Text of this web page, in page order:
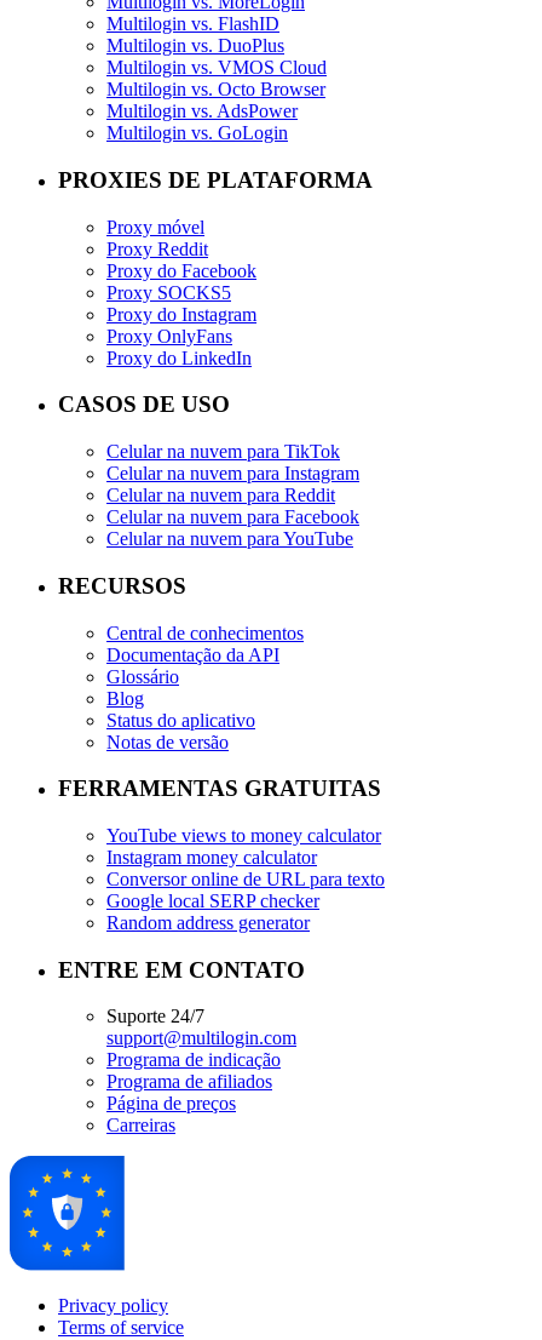
Multilogin vs. FlashID
Multilogin vs. DuoPlus
Multilogin vs. VMOS Cloud
Multilogin vs. Octo Browser
Multilogin vs. AdsPower
Multilogin vs. GoLogin
PROXIES DE PLATAFORMA
Proxy móvel
Proxy Reddit
Proxy do Facebook
Proxy SOCKS5
Proxy do Instagram
Proxy OnlyFans
Proxy do LinkedIn
CASOS DE USO
Celular na nuvem para TikTok
Celular na nuvem para Instagram
Celular na nuvem para Reddit
Celular na nuvem para Facebook
Celular na nuvem para YouTube
RECURSOS
Central de conhecimentos
Documentação da API
Glossário
Blog
Status do aplicativo
Notas de versão
FERRAMENTAS GRATUITAS
YouTube views to money calculator
Instagram money calculator
Conversor online de URL para texto
Google local SERP checker
Random address generator
ENTRE EM CONTATO
Suporte 24/7
support@multilogin.com
Programa de indicação
Programa de afiliados
Página de preços
Carreiras
Privacy policy
Terms of service